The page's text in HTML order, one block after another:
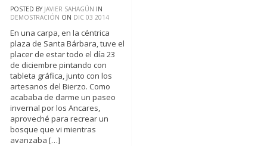
POSTED BY JAVIER SAHAGÚN IN
DEMOSTRACIÓN ON DIC 03 2014
En una carpa, en la céntrica
plaza de Santa Bárbara, tuve el
placer de estar todo el día 23
de diciembre pintando con
tableta gráfica, junto con los
artesanos del Bierzo. Como
acababa de darme un paseo
invernal por los Ancares,
aproveché para recrear un
bosque que vi mientras
avanzaba […]